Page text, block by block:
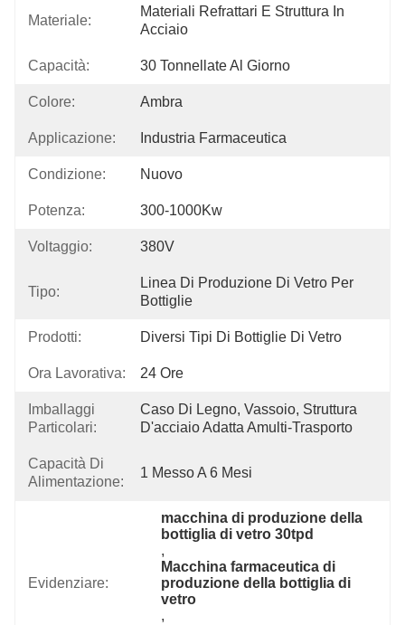
Materiale:
Materiali Refrattari E Struttura In
Acciaio
Capacità: 30 Tonnellate Al Giorno
Colore: Ambra
Applicazione: Industria Farmaceutica
Condizione: Nuovo
Potenza: 300-1000Kw
Voltaggio: 380V
Tipo:
Linea Di Produzione Di Vetro Per
Bottiglie
Prodotti: Diversi Tipi Di Bottiglie Di Vetro
Ora Lavorativa: 24 Ore
Imballaggi
Particolari:
Caso Di Legno, Vassoio, Struttura
D'acciaio Adatta Amulti-Trasporto
Capacità Di
Alimentazione:
1 Messo A 6 Mesi
Evidenziare:
macchina di produzione della
bottiglia di vetro 30tpd
,
Macchina farmaceutica di
produzione della bottiglia di
vetro
,